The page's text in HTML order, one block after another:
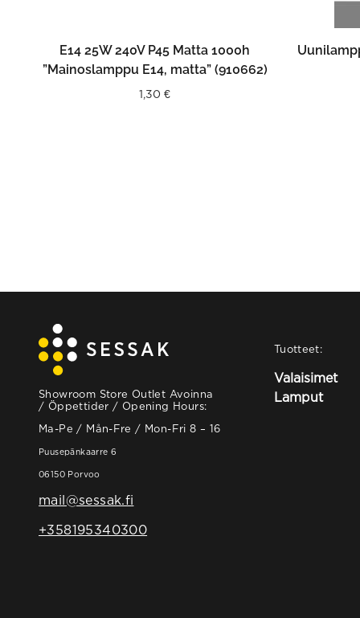
LISÄÄ OSTOSKORIIN
E14 25W 240V P45 Matta 1000h
”Mainoslamppu E14, matta” (910662)
1,30€
Showroom Store Outlet Avoinna
/ Öppettider / Opening Hours:
Ma-Pe / Mån-Fre / Mon-Fri 8 – 16
Puusepänkaarre 6
06150 Porvoo
mail@sessak.fi
+358195340300
Tuotteet:
Valaisimet
Lamput